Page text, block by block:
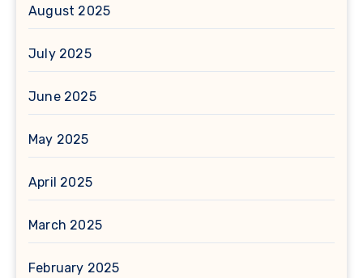
August 2025
July 2025
June 2025
May 2025
April 2025
March 2025
February 2025